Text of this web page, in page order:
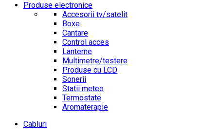
Produse electronice
Accesorii tv/satelit
Boxe
Cantare
Control acces
Lanterne
Multimetre/testere
Produse cu LCD
Sonerii
Statii meteo
Termostate
Aromaterapie
Cabluri